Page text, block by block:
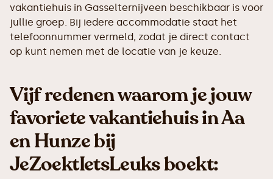
vakantiehuis in Gasselternijveen beschikbaar is voor
jullie groep. Bij iedere accommodatie staat het
telefoonnummer vermeld, zodat je direct contact
op kunt nemen met de locatie van je keuze.
Vijf redenen waarom je jouw
favoriete vakantiehuis in Aa
en Hunze bij
JeZoektIetsLeuks boekt: